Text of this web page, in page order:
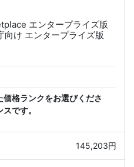
エンタープライズ版
け エンタープライズ版
格ランクをお選びくださ
です。
145,203円